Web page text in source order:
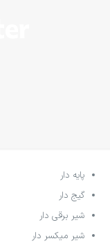
پایه دار
گیج دار
شیر برقی دار
شیر میکسر دار